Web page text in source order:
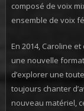
composé de voix
ensemble de voix
En 2014, Caroline
une nouvelle
d’explorer une
toujours chanter
nouveau matériel,